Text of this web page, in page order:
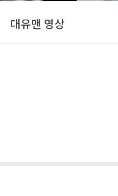
대유맨 영상